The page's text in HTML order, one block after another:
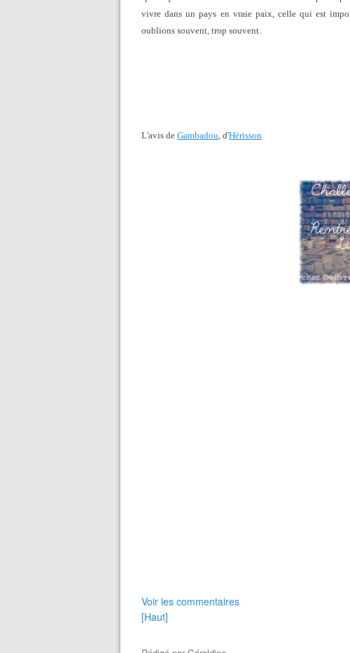
vivre dans un pays en vraie paix, celle qui est
oublions souvent, trop souvent.
L'avis de Gambadou, d'Hérisson
Voir les commentaires
[Haut]